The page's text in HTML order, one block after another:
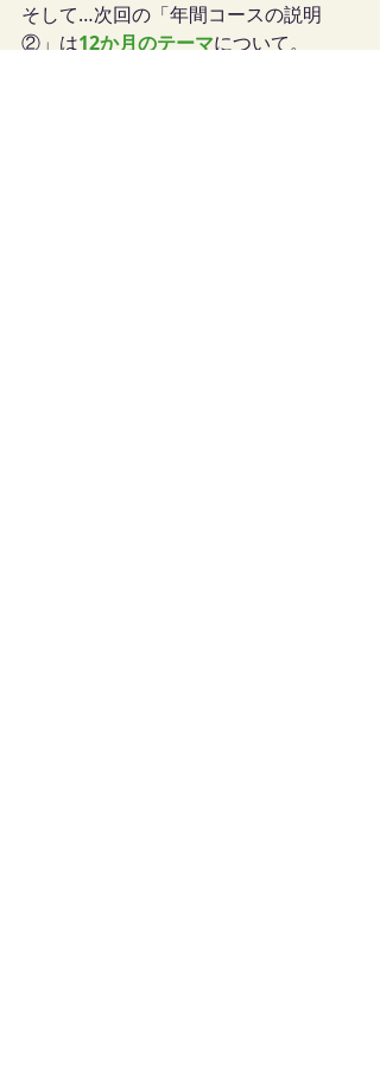
そして…次回の「年間コースの説明
②」は12か月のテーマについて。